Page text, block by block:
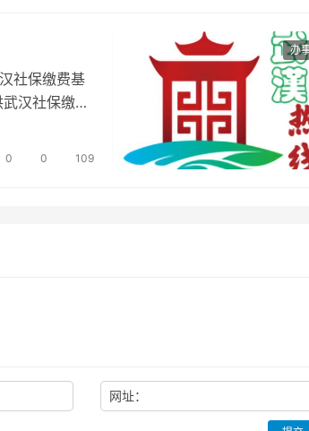
办
社保缴费基
汉社保缴
0 0 109
网址：